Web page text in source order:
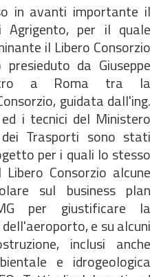
avanti importante il
per il quale
il Libero Consorzio
da Giuseppe
a Roma tra la
guidata dall'ing.
i tecnici del Ministero
Trasporti sono stati
per i quali lo stesso
Consorzio alcune
sul business plan
per giustificare la
e su alcuni
inclusi anche
e idrogeologica